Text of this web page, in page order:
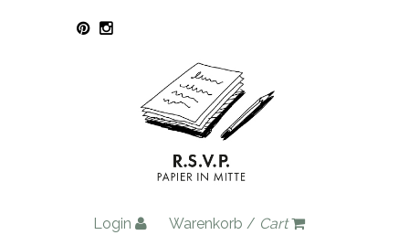
Login Warenkorb / Cart